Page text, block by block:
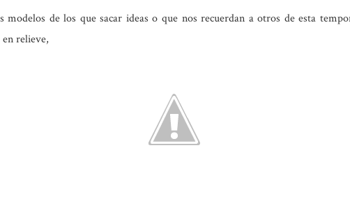
modelos de los que sacar ideas o que nos recuerdan a otros de esta
relieve,